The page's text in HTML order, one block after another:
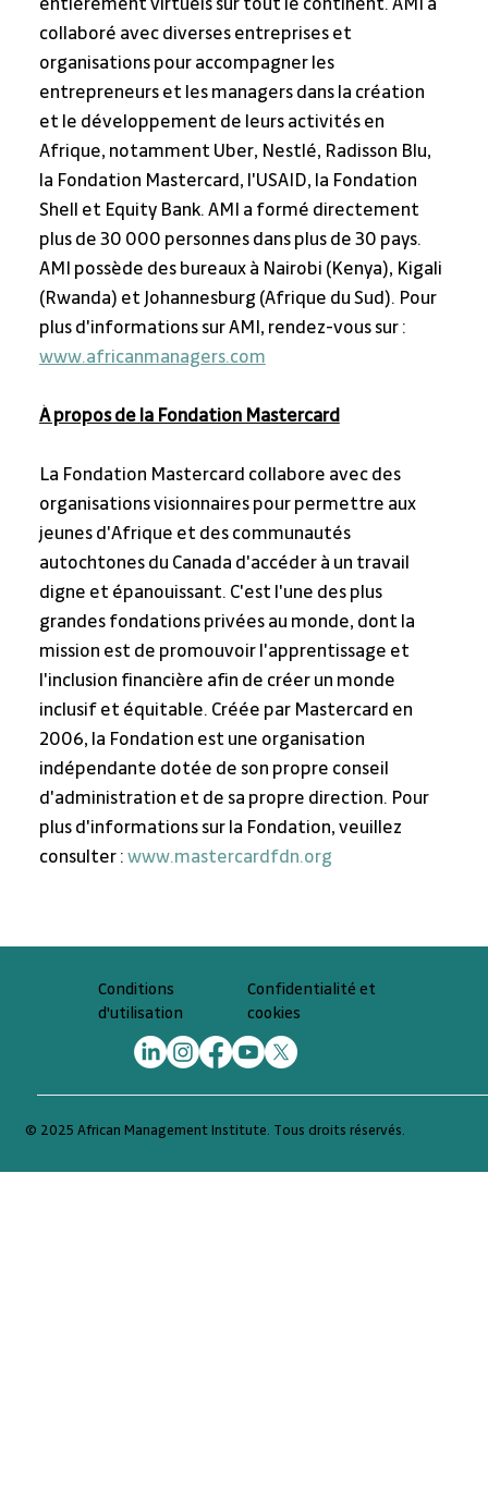
entièrement virtuels sur tout le continent. AMI a
collaboré avec diverses entreprises et
organisations pour accompagner les
entrepreneurs et les managers dans la création
et le développement de leurs activités en
Afrique, notamment Uber, Nestlé, Radisson Blu,
la Fondation Mastercard, l'USAID, la Fondation
Shell et Equity Bank. AMI a formé directement
plus de 30 000 personnes dans plus de 30 pays.
AMI possède des bureaux à Nairobi (Kenya), Kigali
(Rwanda) et Johannesburg (Afrique du Sud). Pour
plus d'informations sur AMI, rendez-vous sur :
www.africanmanagers.com
À propos de la Fondation Mastercard
La Fondation Mastercard collabore avec des
organisations visionnaires pour permettre aux
jeunes d'Afrique et des communautés
autochtones du Canada d'accéder à un travail
digne et épanouissant. C'est l'une des plus
grandes fondations privées au monde, dont la
mission est de promouvoir l'apprentissage et
l'inclusion financière afin de créer un monde
inclusif et équitable. Créée par Mastercard en
2006, la Fondation est une organisation
indépendante dotée de son propre conseil
d'administration et de sa propre direction. Pour
plus d'informations sur la Fondation, veuillez
consulter : www.mastercardfdn.org
© 2025 African Management Institute. Tous droits réservés.
Conditions
d'utilisation
Confidentialité et
cookies